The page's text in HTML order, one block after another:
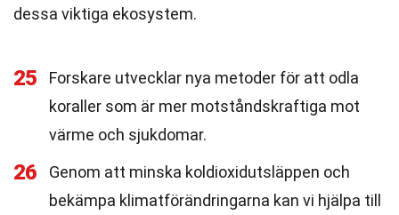
dessa viktiga ekosystem.
25
Forskare utvecklar nya metoder för att odla
koraller som är mer motståndskraftiga mot
värme och sjukdomar.
26
Genom att minska koldioxidutsläppen och
bekämpa klimatförändringarna kan vi hjälpa till